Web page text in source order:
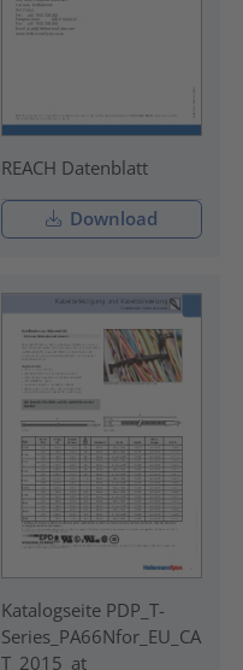
REACH Datenblatt
Download
Katalogseite PDP_T-
Series_PA66Nfor_EU_CA
T_2015_at